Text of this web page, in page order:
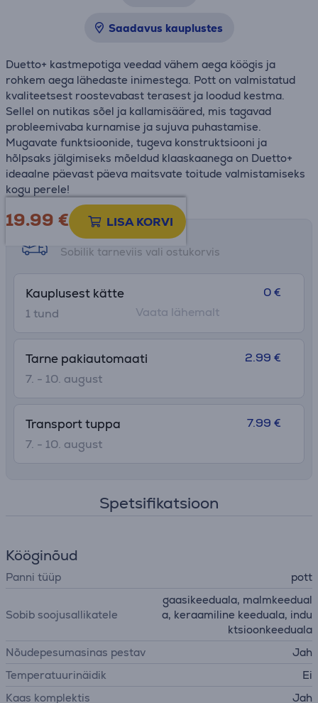
Saadavus kauplustes
Duetto+ kastmepotiga veedad vähem aega köögis ja
rohkem aega lähedaste inimestega. Pott on valmistatud
kvaliteetsest roostevabast terasest ja loodud kestma.
Sellel on nutikas sõel ja kallamisääred, mis tagavad
probleemivaba kurnamise ja sujuva puhastamise.
Mugavate funktsioonide, tugeva konstruktsiooni ja
hõlpsaks jälgimiseks mõeldud klaaskaanega on Duetto+
ideaalne päevast päeva maitsvate toitude valmistamiseks
kogu perele!
19.99 € LISA KORVI
Tarne võimalused
Sobilik tarneviis vali ostukorvis
Kauplusest kätte
1 tund
0 €
Vaata lähemalt
Tarne pakiautomaati
7. - 10. august
2.99 €
Transport tuppa
7. - 10. august
7.99 €
Spetsifikatsioon
Kööginõud
Panni tüüp pott
Sobib soojusallikatele
gaasikeeduala, malmkeedual
a, keraamiline keeduala, indu
ktsioonkeeduala
Nõudepesumasinas pestav
Jah
Temperatuurinäidik
Ei
Kaas komplektis
Jah